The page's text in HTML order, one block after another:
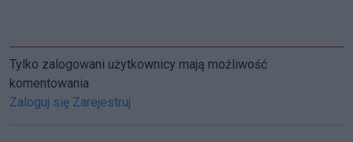
Tylko zalogowani użytkownicy mają możliwość
komentowania
Zaloguj się Zarejestruj